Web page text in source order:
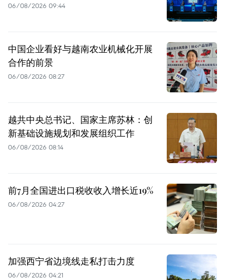
06/08/2026 09:44
中国企业看好与越南农业机械化开展
合作的前景
06/08/2026 08:27
越共中央总书记、国家主席苏林：创
新基础设施规划和发展组织工作
06/08/2026 08:14
前7月全国进出口税收收入增长近19%
06/08/2026 04:27
加强西宁省边境线走私打击力度
06/08/2026 04:21